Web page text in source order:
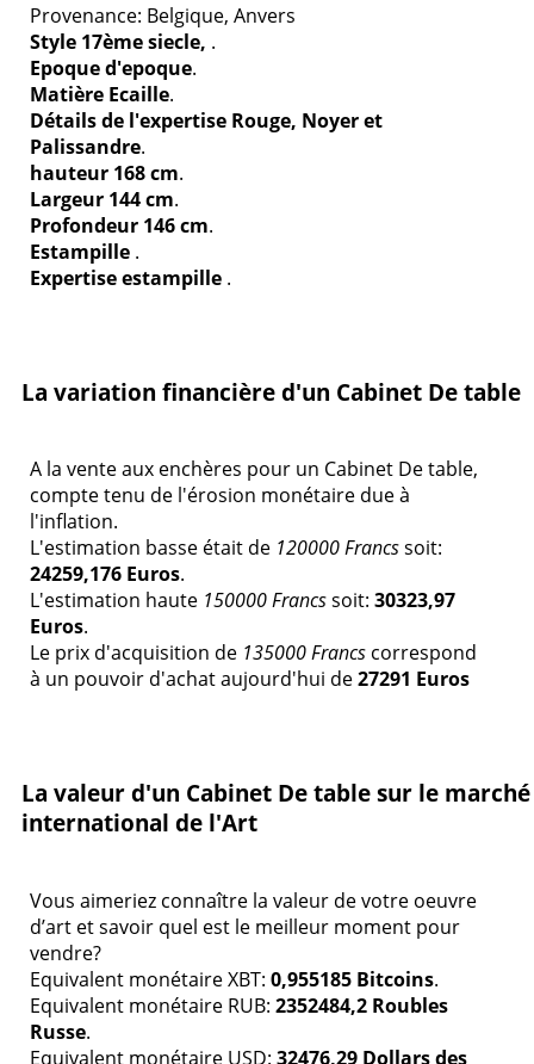
Provenance: Belgique, Anvers
Style 17ème siecle, .
Epoque d'epoque.
Matière Ecaille.
Détails de l'expertise Rouge, Noyer et
Palissandre.
hauteur 168 cm.
Largeur 144 cm.
Profondeur 146 cm.
Estampille .
Expertise estampille .
La variation financière d'un Cabinet De table
A la vente aux enchères pour un Cabinet De table,
compte tenu de l'érosion monétaire due à
l'inflation.
L'estimation basse était de 120000 Francssoit:
24259,176 Euros.
L'estimation haute 150000 Francssoit: 30323,97
Euros.
Le prix d'acquisition de 135000 Francs correspond
à un pouvoir d'achat aujourd'hui de27291 Euros
La valeur d'un Cabinet De table sur le marché
international de l'Art
Vous aimeriez connaître la valeur de votre oeuvre
d’art et savoir quel est le meilleur moment pour
vendre?
Equivalent monétaire XBT: 0,955185 Bitcoins.
Equivalent monétaire RUB: 2352484,2 Roubles
Russe.
Equivalent monétaire USD: 32476,29 Dollars des